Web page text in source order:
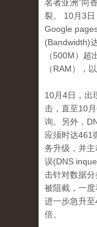
名者亚洲”向
裂。 10月3
Google
(Bandwidth)
（500M）超
（RAM），
10月4日，出
击，直至10
询。
另外，
应须时达461
务升级，并
误(DNS
击针对数据分
被阻​​截，一度
进一步急升
倍。